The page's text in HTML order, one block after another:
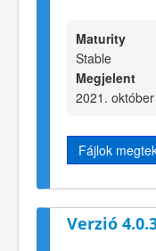
Maturity
Stable
Megjelent
2021.
Fájlok
Verzió